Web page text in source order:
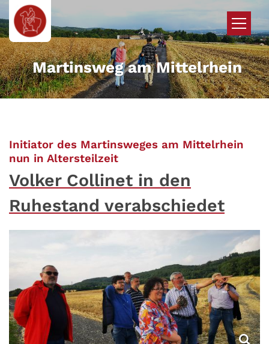
Zum Inhalt springen
Martinsweg am Mittelrhein
Initiator des Martinsweges am Mittelrhein
nun in Altersteilzeit:
Volker Collinet in den
Ruhestand verabschiedet